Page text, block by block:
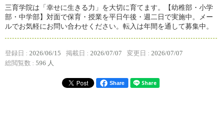
三育学院は「幸せに生きる力」を大切に育てます。【幼稚部・小学
部・中学部】対面で保育・授業を平日午後・週二日で実施中。メー
ルでお気軽にお問い合わせください。転入は年間を通して募集中。
登録日 : 2026/06/15 掲載日 : 2026/07/07 変更日 : 2026/07/07
総閲覧数 : 596 人
Share